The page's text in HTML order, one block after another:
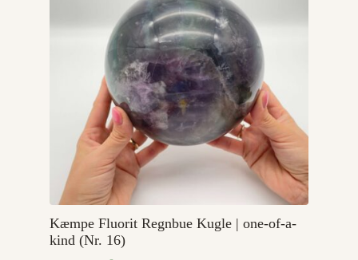
Kæmpe Fluorit Regnbue Kugle | one-of-a-
kind (Nr. 16)